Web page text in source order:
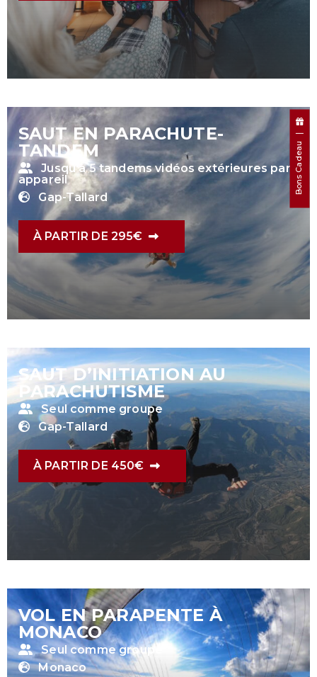
SAUT EN PARACHUTE-
TANDEM
Jusqu'à 5 tandems vidéos extérieures par
appareil
Gap-Tallard
À PARTIR DE 295€
SAUT D’INITIATION AU
PARACHUTISME
Seul comme groupe
Gap-Tallard
À PARTIR DE 450€
VOL EN PARAPENTE À
MONACO
Seul comme groupe
Monaco
Bons Cadeau